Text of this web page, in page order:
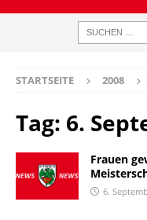
STARTSEITE 2008
Tag: 6.
Frauen
6.